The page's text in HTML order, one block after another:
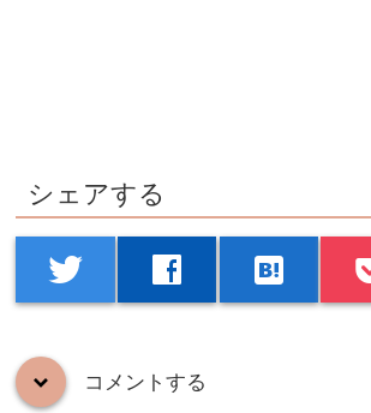
シェアする
twitter facebook hatenabookmark
down コメントする